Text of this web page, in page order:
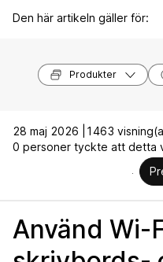
Den här artikeln gäller för:
Produkter
28 maj 2026 |
1463
0 personer tyckte att detta
Använd Wi-